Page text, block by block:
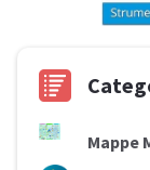
Mappe